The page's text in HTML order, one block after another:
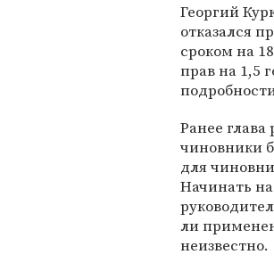
Георгий
отказался
сроком на
прав на 1,5
Ранее
чиновники
для
Начинать
ли
неизвестно.